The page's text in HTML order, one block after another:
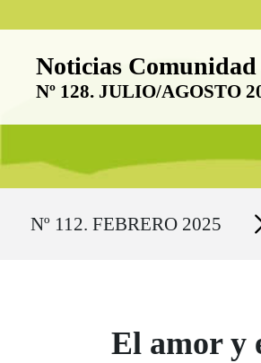
Boletín Noticias
Noticias
Nº 128. JULIO/AGOSTO
Nº 112. FEBRERO 2025
El amor y